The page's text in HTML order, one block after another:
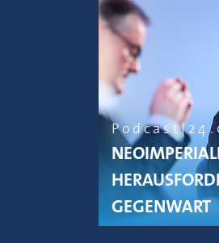
Podcast
GEGENWART